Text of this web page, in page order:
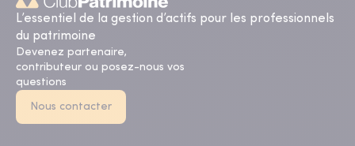
L’essentiel de la gestion d’actifs pour les professionnels
du patrimoine
Devenez partenaire,
contributeur ou posez-nous vos
questions
Nous contacter